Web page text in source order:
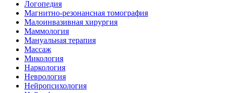
Логопедия
Магнитно-резонансная томография
Малоинвазивная хирургия
Маммология
Мануальная терапия
Массаж
Микология
Наркология
Неврология
Нейропсихология